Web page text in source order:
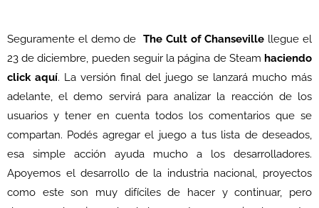
Seguramente el demo de The Cult of Chanseville llegue el
23 de diciembre, pueden seguir la página de Steam haciendo
click aquí. La versión final del juego se lanzará mucho más
adelante, el demo servirá para analizar la reacción de los
usuarios y tener en cuenta todos los comentarios que se
compartan. Podés agregar el juego a tus lista de deseados,
esa simple acción ayuda mucho a los desarrolladores.
Apoyemos el desarrollo de la industria nacional, proyectos
como este son muy difíciles de hacer y continuar, pero